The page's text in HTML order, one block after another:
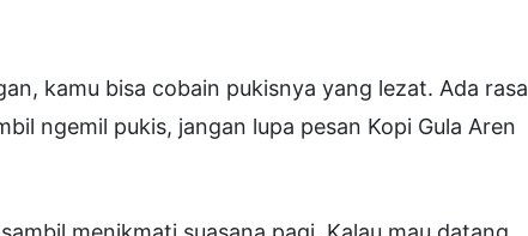
kamu bisa cobain pukisnya yang lezat. Ada rasa
ngemil pukis, jangan lupa pesan Kopi Gula Aren